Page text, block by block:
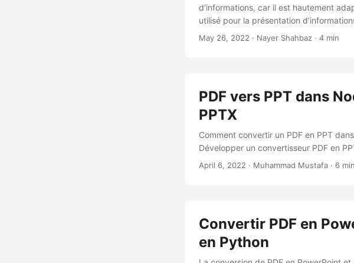
d’informations, car il est hautement
utilisé pour la présentation
fichier source est partagé au format
May 26, 2022 · Nayer Shahbaz · 4 min
PDF vers PPT dans
PPTX
Comment convertir un PDF en PPT
Développer un convertisseur PDF en
April 6, 2022 · Muhammad Mustafa · 6 min
Convertir PDF en
en Python